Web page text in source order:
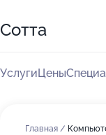
Сотта
УслугиЦены
Главная /